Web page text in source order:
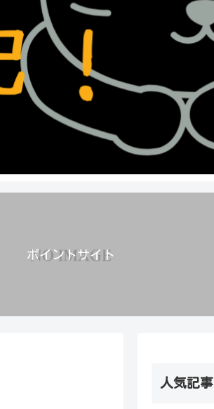
ポイントサイト
人気記事